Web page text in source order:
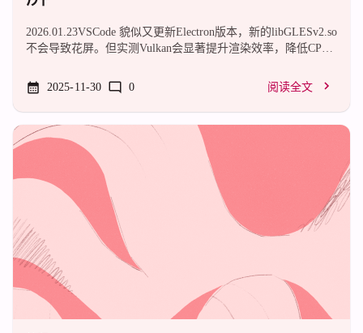
2026.01.23VSCode 貌似又更新Electron版本，新的libGLESv2.so
不会导致花屏。但实测Vulkan会显著提升渲染效率，降低CPU
Electron App，例如VSCode，QQ，在更新到较新的版本时（大
约在2025/07后）会发生花屏：有两种解决方法。1. 启用Vulkan
可以通过命令行参数或者修改启动入口JS文件，一般直接修改
命令行参数最为方便，直接在命令后添加--enable-
features=Vulkan即可。例如VSCode，需要修改几个文
件:/usr/share/code/bin/code, ...
2025-11-30 0 阅读全文